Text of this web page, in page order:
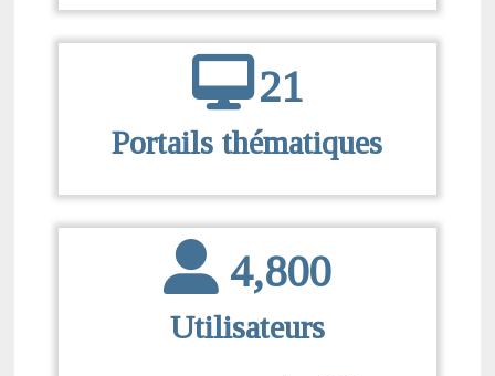
21
Portails thématiques
4,800
Utilisateurs